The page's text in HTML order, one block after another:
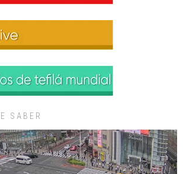
SABER